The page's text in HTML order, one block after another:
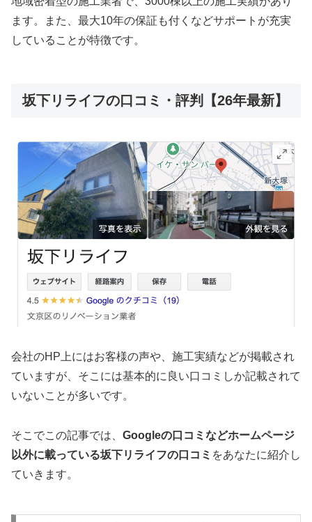
ます。また、最大10年の保証も付くなどサポートが充実
していることが特徴です。
坂下リライフの口コミ・評判【26年最新】
会社のHP上にはお客様の声や、施工実績などが掲載され
ていますが、そこには基本的に良い口コミしか記載されて
いないことが多いです。
そこでこの記事では、 Googleの口コミなどホームページ
以外に載っている坂下リライフの口コミ をあなたに紹介し
ていきます。